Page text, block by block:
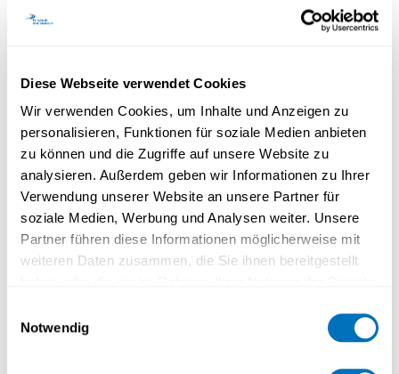
Diese Webseite verwendet Cookies
Wir verwenden Cookies, um Inhalte und Anzeigen zu
personalisieren, Funktionen für soziale Medien anbieten
zu können und die Zugriffe auf unsere Website zu
analysieren. Außerdem geben wir Informationen zu Ihrer
Verwendung unserer Website an unsere Partner für
soziale Medien, Werbung und Analysen weiter. Unsere
Partner führen diese Informationen möglicherweise mit
weiteren Daten zusammen, die Sie ihnen bereitgestellt
Notwendig
entre institutions.
Expérience avérée dans l’obtention de financements
Expérience d’enseignement universitaire en
psychologie clinique au niveau Bachelor et/ou
Master ; une expérience avec des formats
d’apprentissage hybrides ou numériques constitue un
avantage.
Volonté et capacité à contribuer activement à
l’autogouvernance académique ainsi qu’au
développement stratégique de la faculté et de
l’institution.
dans l’encadrement de doctorant-e-s, considérée
comme un atout.
Maîtrise active du français ou de l’allemand, ainsi que